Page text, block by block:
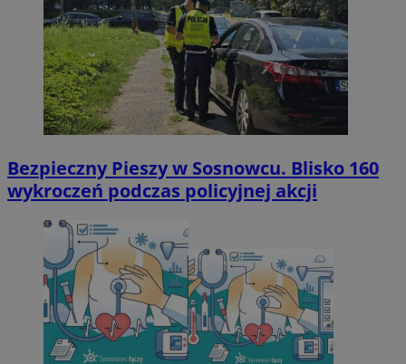
Bezpieczny Pieszy w Sosnowcu. Blisko 160
wykroczeń podczas policyjnej akcji